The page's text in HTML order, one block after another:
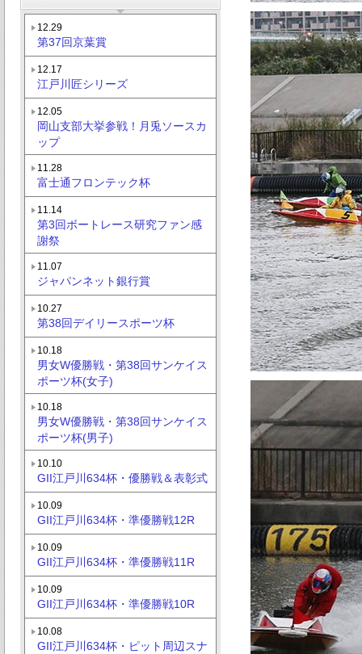
12.29
第37回京葉賞
12.17
江戸川匠シリーズ
12.05
岡山支部大挙参戦！月兎ソースカ
ップ
11.28
富士通フロンテック杯
11.14
第3回ボートレース研究ファン感
謝祭
11.07
ジャパンネット銀行賞
10.27
第38回デイリースポーツ杯
10.18
男女W優勝戦・第38回サンケイス
ポーツ杯(女子)
10.18
男女W優勝戦・第38回サンケイス
ポーツ杯(男子)
10.10
GII江戸川634杯・優勝戦＆表彰式
10.09
GII江戸川634杯・準優勝戦12R
10.09
GII江戸川634杯・準優勝戦11R
10.09
GII江戸川634杯・準優勝戦10R
10.08
GII江戸川634杯・ピット周辺スナ